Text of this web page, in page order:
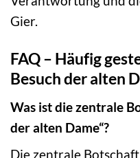
Gier.
FAQ – Häufig
Besuch der alten
Was ist die zentrale
der alten Dame“?
Die zentrale